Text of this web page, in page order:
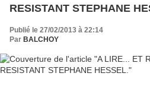
RESISTANT STEPHANE
Publié le 27/02/2013 à 22:14
Par BALCHOY